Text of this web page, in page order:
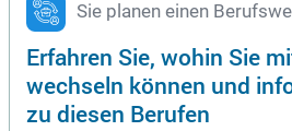
Sie planen einen
Erfahren Sie, wohin Sie
wechseln können und
zu diesen Berufen